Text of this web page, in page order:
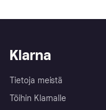
Klarna
Tietoja meistä
Töihin Klarnalle